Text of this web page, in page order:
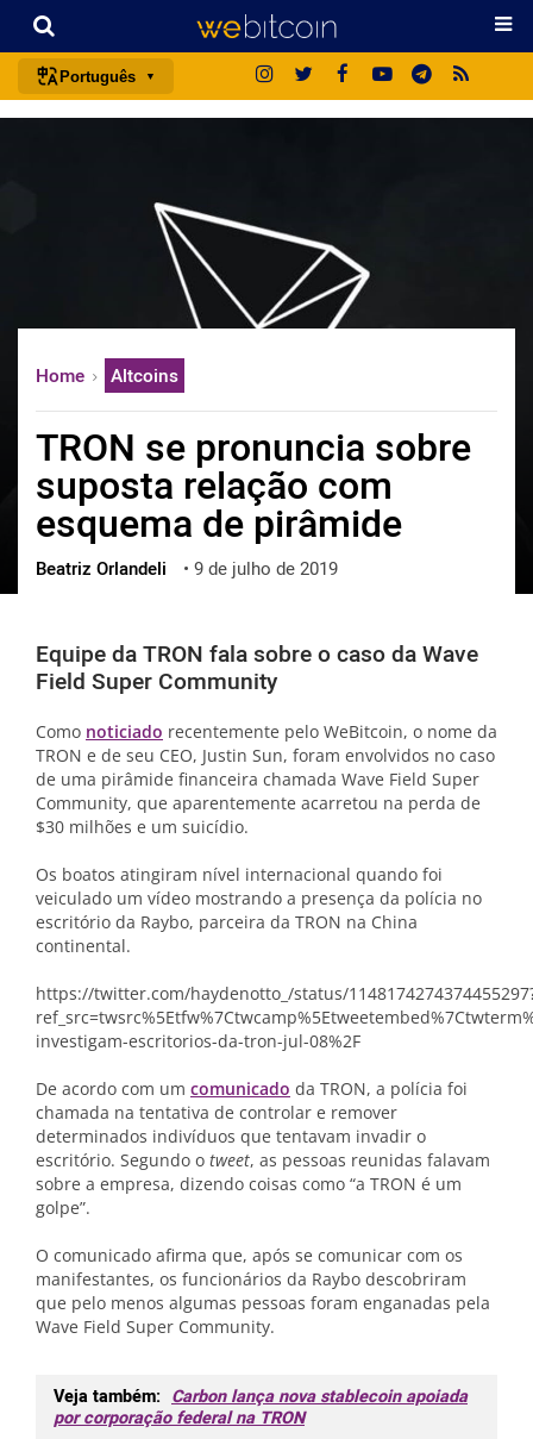
Português
中文
한국어
العربية
ไทย
ქართული
vietnamese
Home Altcoins
TRON se pronuncia sobre
suposta relação com
esquema de pirâmide
Beatriz Orlandeli • 9 de julho de 2019
Equipe da TRON fala sobre o caso da Wave
Field Super Community
Como noticiado recentemente pelo WeBitcoin, o nome da
TRON e de seu CEO, Justin Sun, foram envolvidos no caso
de uma pirâmide financeira chamada Wave Field Super
Community, que aparentemente acarretou na perda de
$30 milhões e um suicídio.
Os boatos atingiram nível internacional quando foi
veiculado um vídeo mostrando a presença da polícia no
escritório da Raybo, parceira da TRON na China
continental.
https://twitter.com/haydenotto_/status/
investigam-escritorios-da-tron-jul-08%2F
De acordo com um comunicado da TRON, a polícia foi
chamada na tentativa de controlar e remover
determinados indivíduos que tentavam invadir o
escritório. Segundo o tweet, as pessoas reunidas falavam
sobre a empresa, dizendo coisas como “a TRON é um
golpe”.
O comunicado afirma que, após se comunicar com os
manifestantes, os funcionários da Raybo descobriram
que pelo menos algumas pessoas foram enganadas pela
Wave Field Super Community.
Veja também: Carbon lança nova stablecoin apoiada
por corporação federal na TRON